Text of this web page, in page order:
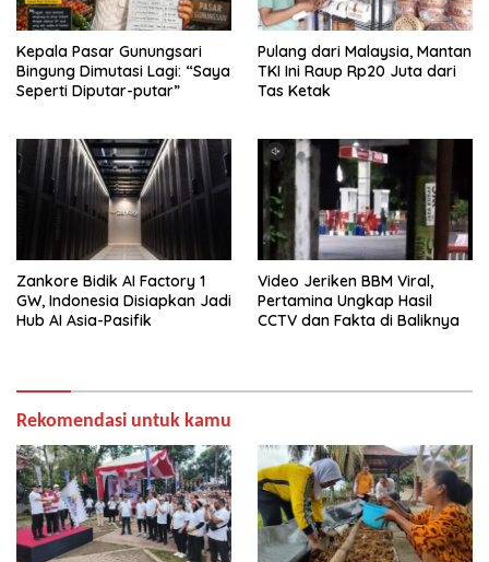
Kepala Pasar Gunungsari
Bingung Dimutasi Lagi: “Saya
Seperti Diputar-putar”
Pulang dari Malaysia, Mantan
TKI Ini Raup Rp20 Juta dari
Tas Ketak
Zankore Bidik AI Factory 1
GW, Indonesia Disiapkan Jadi
Hub AI Asia-Pasifik
Video Jeriken BBM Viral,
Pertamina Ungkap Hasil
CCTV dan Fakta di Baliknya
Rekomendasi untuk kamu